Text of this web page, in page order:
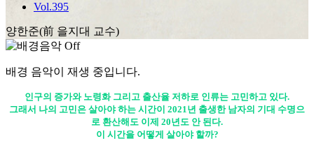
Vol.395
양한준(前 을지대 교수)
배경 음악이 재생 중입니다.
인구의 증가와 노령화 그리고 출산율 저하로 인류는 고민하고 있다.
그래서 나의 고민은 살아야 하는 시간이 2021년 출생한 남자의 기대 수명으
로 환산해도 이제 20년도 안 된다.
이 시간을 어떻게 살아야 할까?